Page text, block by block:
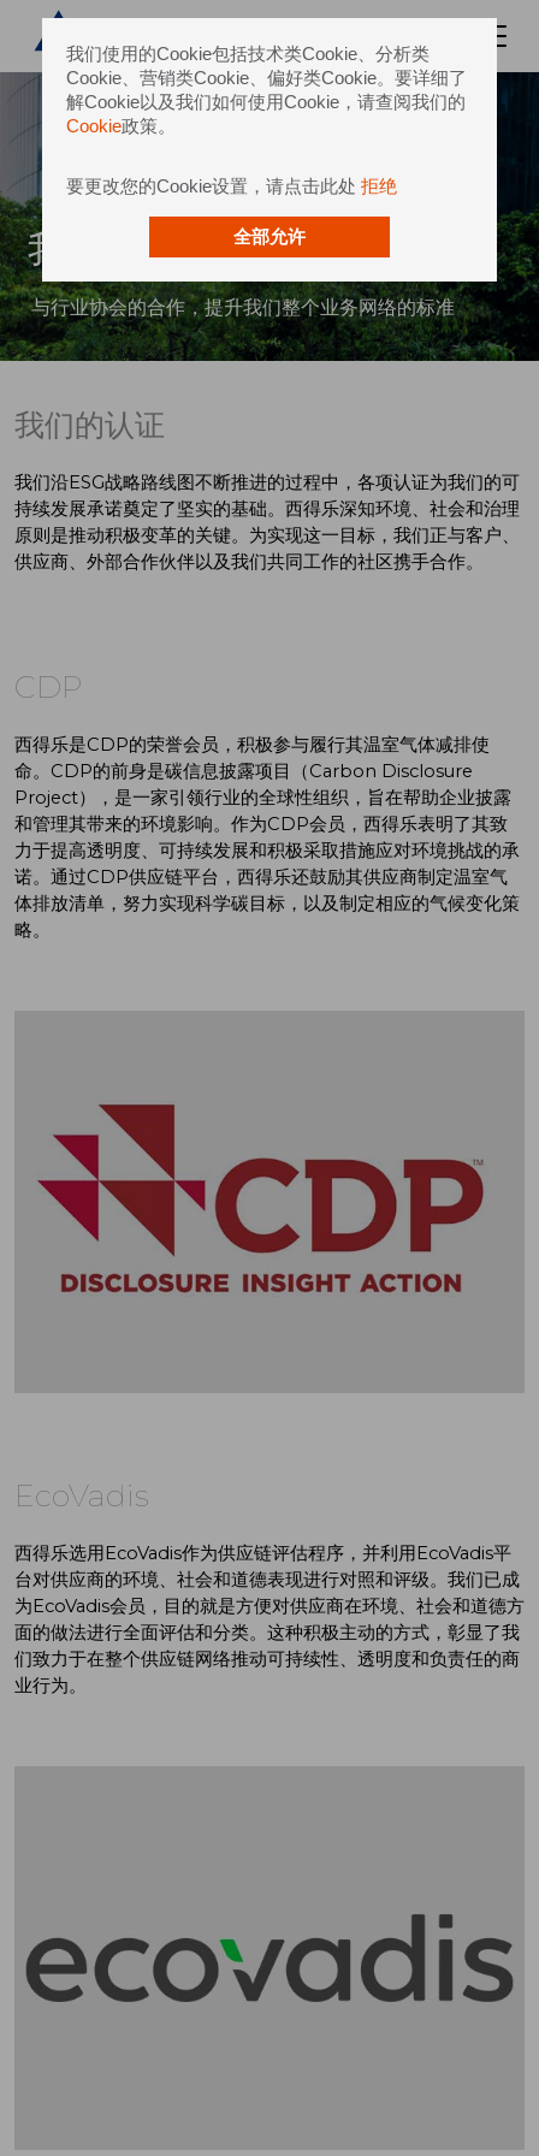
我们使用的Cookie包括技术类Cookie、分析类
Cookie、营销类Cookie、偏好类Cookie。要详细了
解Cookie以及我们如何使用Cookie，请查阅我们的
Cookie政策。
要更改您的Cookie设置，请点击此处 拒绝
全部允许
我们的认证
与行业协会的合作，提升我们整个业务网络的标准
我们的认证
我们沿ESG战略路线图不断推进的过程中，各项认证为我们的可
持续发展承诺奠定了坚实的基础。西得乐深知环境、社会和治理
原则是推动积极变革的关键。为实现这一目标，我们正与客户、
供应商、外部合作伙伴以及我们共同工作的社区携手合作。
CDP
西得乐是CDP的荣誉会员，积极参与履行其温室气体减排使
命。CDP的前身是碳信息披露项目（Carbon Disclosure
Project），是一家引领行业的全球性组织，旨在帮助企业披露
和管理其带来的环境影响。作为CDP会员，西得乐表明了其致
力于提高透明度、可持续发展和积极采取措施应对环境挑战的承
诺。通过CDP供应链平台，西得乐还鼓励其供应商制定温室气
体排放清单，努力实现科学碳目标，以及制定相应的气候变化策
略。
EcoVadis
西得乐选用EcoVadis作为供应链评估程序，并利用EcoVadis平
台对供应商的环境、社会和道德表现进行对照和评级。我们已成
为EcoVadis会员，目的就是方便对供应商在环境、社会和道德方
面的做法进行全面评估和分类。这种积极主动的方式，彰显了我
们致力于在整个供应链网络推动可持续性、透明度和负责任的商
业行为。